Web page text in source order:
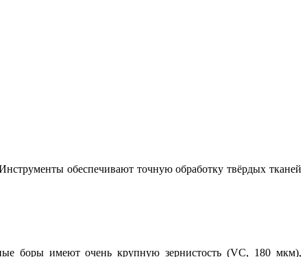
обеспечивают точную обработку твёрдых тканей
боры имеют очень крупную зернистость (VC, 180 мкм),